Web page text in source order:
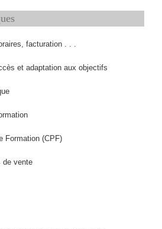
facturation . . .
et adaptation aux objectifs
Formation (CPF)
de vente